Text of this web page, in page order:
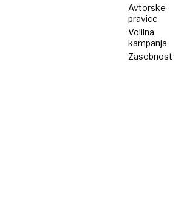
Avtorske
pravice
Volilna
kampanja
Zasebnost